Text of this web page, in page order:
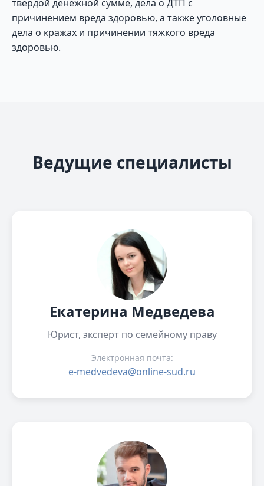
твердой денежной сумме, дела о ДТП с
причинением вреда здоровью, а также уголовные
дела о кражах и причинении тяжкого вреда
здоровью.
Ведущие специалисты
Екатерина Медведева
Юрист, эксперт по семейному праву
Электронная почта:
e-medvedeva@online-sud.ru